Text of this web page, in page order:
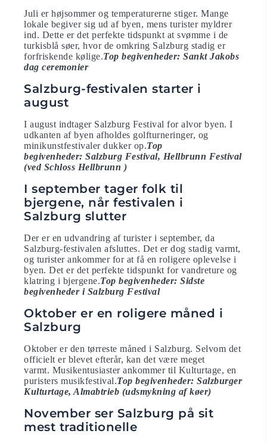
Juli er højsommer og temperaturerne stiger. Mange
lokale begiver sig ud af byen, mens turister myldrer
ind. Dette er det perfekte tidspunkt at svømme i de
turkisblå søer, hvor de omkring Salzburg stadig er
forfriskende kølige.Top begivenheder: Sankt Jakobs
dag ceremonier
Salzburg-festivalen starter i
august
I august indtager Salzburg Festival for alvor byen. I
udkanten af byen afholdes golfturneringer, og
minikunstfestivaler dukker op.Top
begivenheder: Salzburg Festival, Hellbrunn Festival
(ved Schloss Hellbrunn )
I september tager folk til
bjergene, når festivalen i
Salzburg slutter
Der er en udvandring af turister i september, da
Salzburg-festivalen afsluttes. Det er dog stadig varmt,
og turister ankommer for at få en roligere oplevelse i
byen. Det er det perfekte tidspunkt for vandreture og
klatring i bjergene.Top begivenheder: Sidste
begivenheder i Salzburg Festival
Oktober er en roligere måned i
Salzburg
Oktober er den tørreste måned i Salzburg. Selvom det
officielt er blevet efterår, kan det være meget
varmt. Musikentusiaster ankommer til Kulturtage, en
puristers musikfestival.Top begivenheder: Salzburger
Kulturtage, Almabtrieb (udsmykning af køer)
November ser Salzburg på sit
mest traditionelle